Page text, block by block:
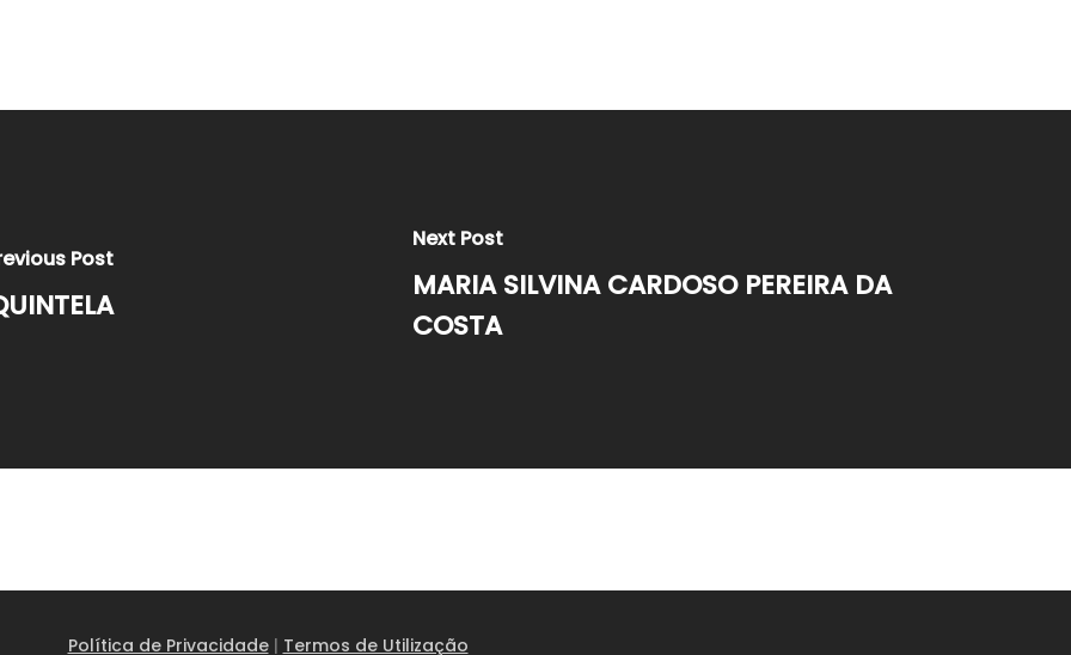
Post
Next Post
MARIA SILVINA CARDOSO PEREIRA DA
COSTA
Política de Privacidade| Termos de Utilização